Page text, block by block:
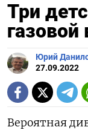
Три
газовой
Юрий
27.09.2022
Вероятная